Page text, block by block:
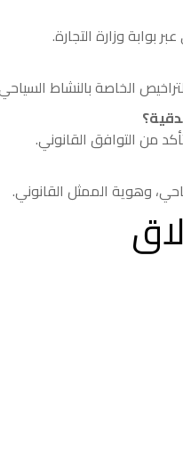
بوابة وزارة التجارة.
الخاصة بالنشاط
من التوافق القانوني.
وهوية الممثل القانوني.